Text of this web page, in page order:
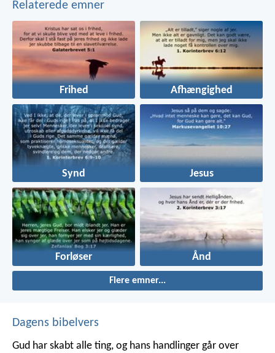
Relaterede emner
Frihed Afhængighed
Synd Jesus
Forløser Ånd
Flere emner...
Dagens bibelvers
Gud har skabt alle ting, og hans handlinger går over